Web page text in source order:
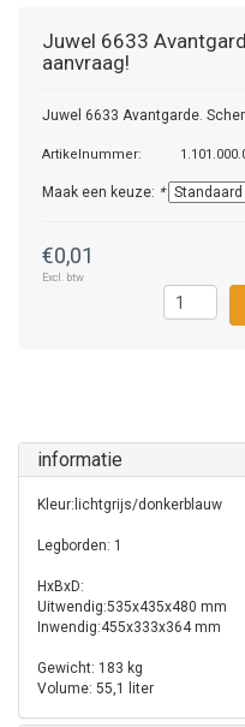
Juwel 6633
aanvraag!
Juwel 6633 Avantgarde.
Artikelnummer:
Maak een keuze: *
€0,01
Excl. btw
informatie
Kleur:lichtgrijs/donkerblauw
Legborden: 1
HxBxD:
Uitwendig:535x435x480 mm
Inwendig:455x333x364 mm
Gewicht: 183 kg
Volume: 55,1 liter